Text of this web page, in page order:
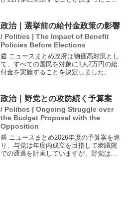
より、設備投資が難しい状況にあるた
め、閉店を決定した。知...
政治｜選挙前の給付金政策の影響
/ Politics | The Impact of Benefit
Policies Before Elections
📰 ニュースまとめ政府は物価高対策とし
て、すべての国民を対象に1人2万円の給
付金を実施することを決定しました。さ
バラマキ政策として批判を受けており、
実際に効果があるのか...
政治｜野党との攻防続く予算案
/ Politics | Ongoing Struggle over
the Budget Proposal with the
Opposition
📰 ニュースまとめ2026年度の予算案を巡
り、与党は年度内成立を目指して衆議院
での通過を計画していますが、野党は審